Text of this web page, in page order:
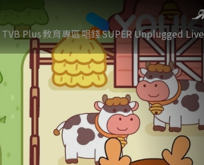
TVB Plus教育專區唱錢SUPER Unplugged Live